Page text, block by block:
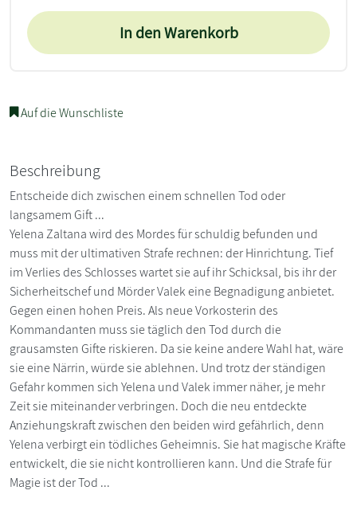
In den Warenkorb
Auf die Wunschliste
Beschreibung
Entscheide dich zwischen einem schnellen Tod oder
langsamem Gift ...
Yelena Zaltana wird des Mordes für schuldig befunden und
muss mit der ultimativen Strafe rechnen: der Hinrichtung. Tief
im Verlies des Schlosses wartet sie auf ihr Schicksal, bis ihr der
Sicherheitschef und Mörder Valek eine Begnadigung anbietet.
Gegen einen hohen Preis. Als neue Vorkosterin des
Kommandanten muss sie täglich den Tod durch die
grausamsten Gifte riskieren. Da sie keine andere Wahl hat, wäre
sie eine Närrin, würde sie ablehnen. Und trotz der ständigen
Gefahr kommen sich Yelena und Valek immer näher, je mehr
Zeit sie miteinander verbringen. Doch die neu entdeckte
Anziehungskraft zwischen den beiden wird gefährlich, denn
Yelena verbirgt ein tödliches Geheimnis. Sie hat magische Kräfte
entwickelt, die sie nicht kontrollieren kann. Und die Strafe für
Magie ist der Tod ...